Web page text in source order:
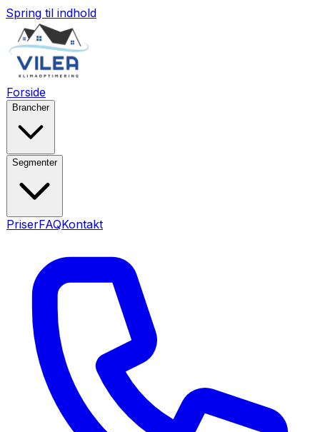
Spring til indhold
Forside
Brancher
Segmenter
PriserFAQKontakt